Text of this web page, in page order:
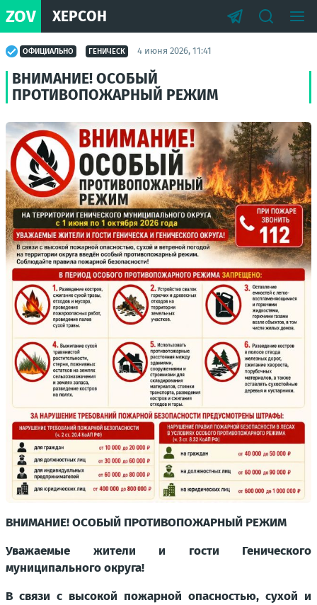
ZOV ХЕРСОН
ОФИЦИАЛЬНО ГЕНИЧЕСК 4 июня 2026, 11:41
ВНИМАНИЕ! ОСОБЫЙ
ПРОТИВОПОЖАРНЫЙ РЕЖИМ
ВНИМАНИЕ! ОСОБЫЙ ПРОТИВОПОЖАРНЫЙ РЕЖИМ
Уважаемые жители и гости Генического
муниципального округа!
В связи с высокой пожарной опасностью, сухой и